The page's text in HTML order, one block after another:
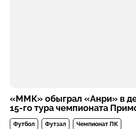
«ММК» обыграл «Анри» в
15-го тура чемпионата
Футбол Футзал
Чемпионат ПК